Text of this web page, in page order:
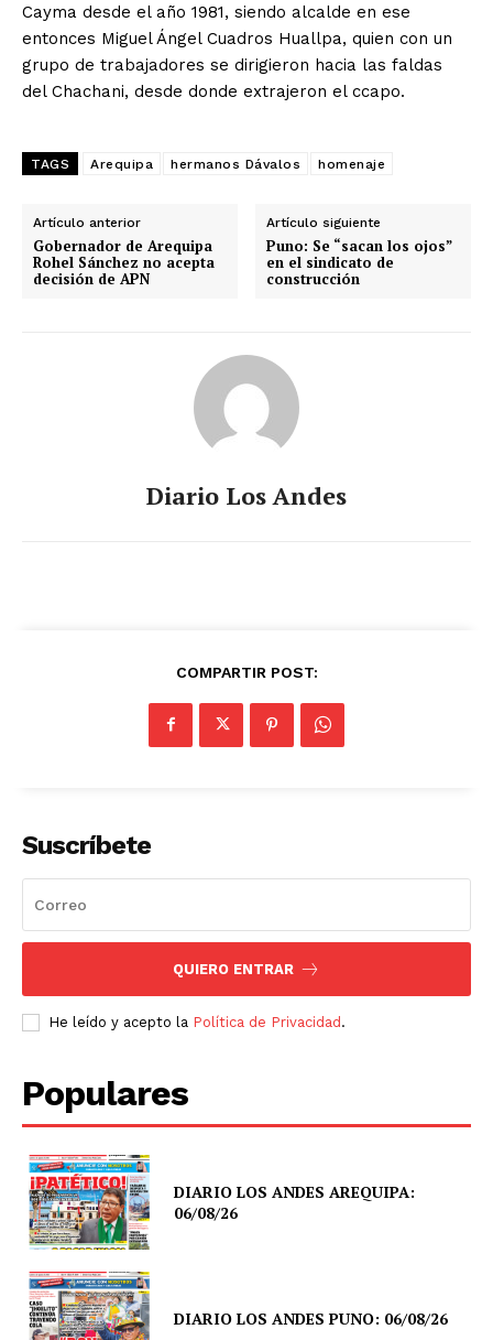
Cayma desde el año 1981, siendo alcalde en ese
entonces Miguel Ángel Cuadros Huallpa, quien con un
grupo de trabajadores se dirigieron hacia las faldas
del Chachani, desde donde extrajeron el ccapo.
TAGS Arequipa hermanos Dávalos homenaje
Artículo anterior
Gobernador de Arequipa
Rohel Sánchez no acepta
decisión de APN
Artículo siguiente
Puno: Se “sacan los ojos”
en el sindicato de
construcción
Diario Los Andes
COMPARTIR POST:
Suscríbete
QUIERO ENTRAR
He leído y acepto la Política de Privacidad .
Populares
DIARIO LOS ANDES AREQUIPA:
06/08/26
DIARIO LOS ANDES PUNO: 06/08/26